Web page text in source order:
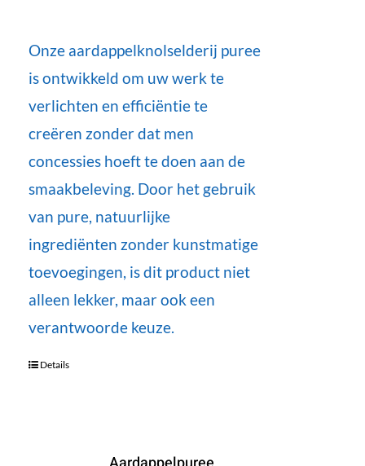
Onze aardappelknolselderij puree
is ontwikkeld om uw werk te
verlichten en efficiëntie te
creëren zonder dat men
concessies hoeft te doen aan de
smaakbeleving. Door het gebruik
van pure, natuurlijke
ingrediënten zonder kunstmatige
toevoegingen, is dit product niet
alleen lekker, maar ook een
verantwoorde keuze.
Details